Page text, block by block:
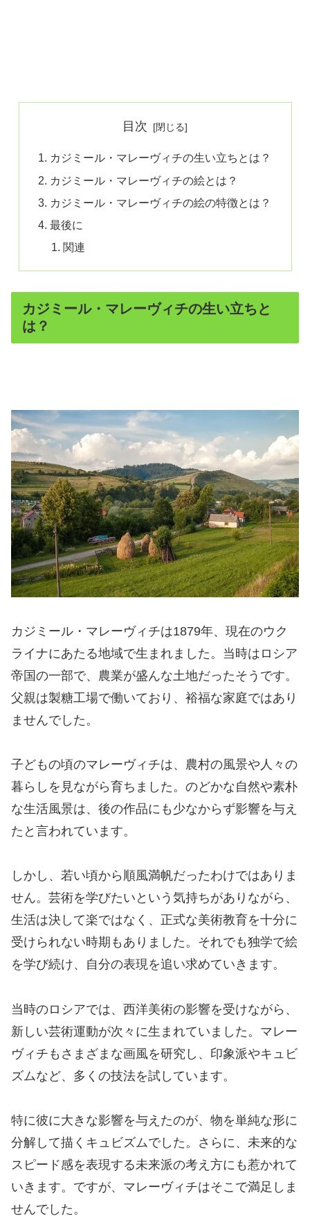
目次
カジミール・マレーヴィチの生い立ちとは？
カジミール・マレーヴィチの絵とは？
カジミール・マレーヴィチの絵の特徴とは？
最後に
関連
カジミール・マレーヴィチの生い立ちと
は？
カジミール・マレーヴィチは1879年、現在のウク
ライナにあたる地域で生まれました。当時はロシア
帝国の一部で、農業が盛んな土地だったそうです。
父親は製糖工場で働いており、裕福な家庭ではあり
ませんでした。
子どもの頃のマレーヴィチは、農村の風景や人々の
暮らしを見ながら育ちました。のどかな自然や素朴
な生活風景は、後の作品にも少なからず影響を与え
たと言われています。
しかし、若い頃から順風満帆だったわけではありま
せん。芸術を学びたいという気持ちがありながら、
生活は決して楽ではなく、正式な美術教育を十分に
受けられない時期もありました。それでも独学で絵
を学び続け、自分の表現を追い求めていきます。
当時のロシアでは、西洋美術の影響を受けながら、
新しい芸術運動が次々に生まれていました。マレー
ヴィチもさまざまな画風を研究し、印象派やキュビ
ズムなど、多くの技法を試しています。
特に彼に大きな影響を与えたのが、物を単純な形に
分解して描くキュビズムでした。さらに、未来的な
スピード感を表現する未来派の考え方にも惹かれて
いきます。ですが、マレーヴィチはそこで満足しま
せんでした。